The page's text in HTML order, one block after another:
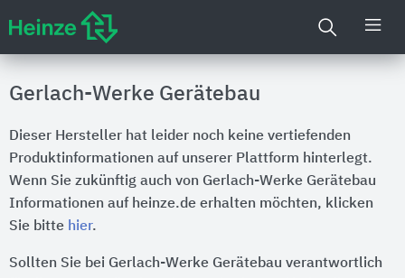
Gerlach-Werke Gerätebau
Dieser Hersteller hat leider noch keine vertiefenden
Produktinformationen auf unserer Plattform hinterlegt.
Wenn Sie zukünftig auch von Gerlach-Werke Gerätebau
Informationen auf heinze.de erhalten möchten, klicken
Sie bitte hier.
Sollten Sie bei Gerlach-Werke Gerätebau verantwortlich